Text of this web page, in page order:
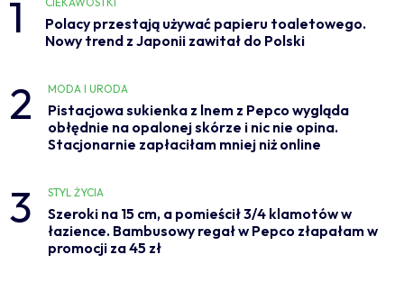
1
Polacy przestają używać papieru toaletowego.
Nowy trend z Japonii zawitał do Polski
2 MODA I URODA
Pistacjowa sukienka z lnem z Pepco wygląda
obłędnie na opalonej skórze i nic nie opina.
Stacjonarnie zapłaciłam mniej niż online
3 STYL ŻYCIA
Szeroki na 15 cm, a pomieścił 3/4 klamotów w
łazience. Bambusowy regał w Pepco złapałam w
promocji za 45 zł